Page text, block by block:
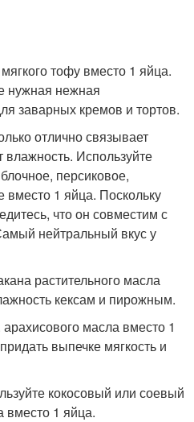
тофу вместо 1 яйца.
нужная нежная
заварных кремов и тортов.
отлично связывает
влажность. Используйте
персиковое,
1 яйца. Поскольку
что он совместим с
нейтральный вкус у
растительного масла
кексам и пирожным.
масла вместо 1
выпечке мягкость и
кокосовый или соевый
вместо 1 яйца.